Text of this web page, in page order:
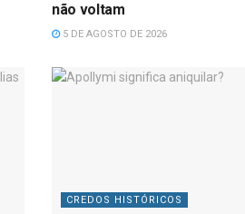
não voltam
5 DE AGOSTO DE 2026
CREDOS HISTÓRICOS